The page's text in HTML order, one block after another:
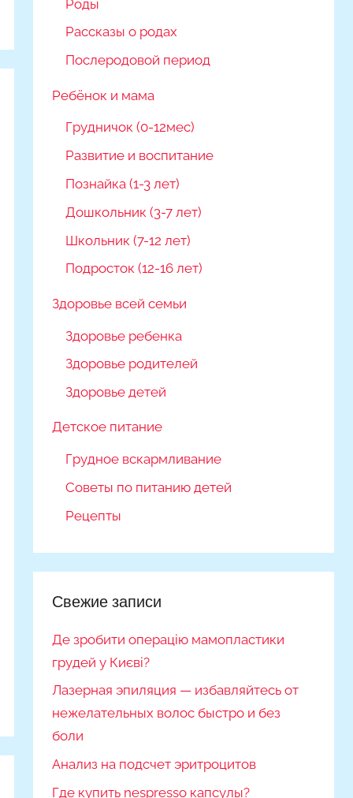
Роды
Рассказы о родах
Послеродовой период
Ребёнок и мама
Грудничок (0-12мес)
Развитие и воспитание
Познайка (1-3 лет)
Дошкольник (3-7 лет)
Школьник (7-12 лет)
Подросток (12-16 лет)
Здоровье всей семьи
Здоровье ребенка
Здоровье родителей
Здоровье детей
Детское питание
Грудное вскармливание
Советы по питанию детей
Рецепты
Свежие записи
Де зробити операцію мамопластики
грудей у Києві?
Лазерная эпиляция — избавляйтесь от
нежелательных волос быстро и без
боли
Анализ на подсчет эритроцитов
Где купить nespresso капсулы?